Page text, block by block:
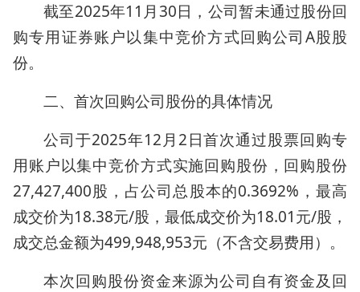
截至2025年11月30日，公司暂未通过股份回
购专用证券账户以集中竞价方式回购公司A股股
份。
二、首次回购公司股份的具体情况
公司于2025年12月2日首次通过股票回购专
用账户以集中竞价方式实施回购股份，回购股份
27,427,400股，占公司总股本的0.3692%，最高
成交价为18.38元/股，最低成交价为18.01元/股，
成交总金额为499,948,953元（不含交易费用）。
本次回购股份资金来源为公司自有资金及回